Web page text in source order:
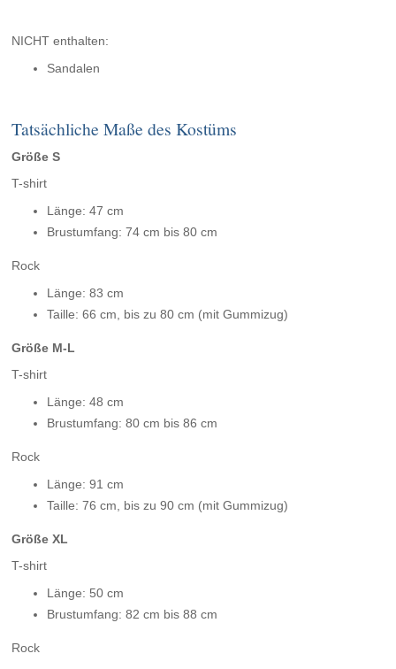
NICHT enthalten:
Sandalen
Tatsächliche Maße des Kostüms
Größe S
T-shirt
Länge: 47 cm
Brustumfang: 74 cm bis 80 cm
Rock
Länge: 83 cm
Taille: 66 cm, bis zu 80 cm (mit Gummizug)
Größe M-L
T-shirt
Länge: 48 cm
Brustumfang: 80 cm bis 86 cm
Rock
Länge: 91 cm
Taille: 76 cm, bis zu 90 cm (mit Gummizug)
Größe XL
T-shirt
Länge: 50 cm
Brustumfang: 82 cm bis 88 cm
Rock